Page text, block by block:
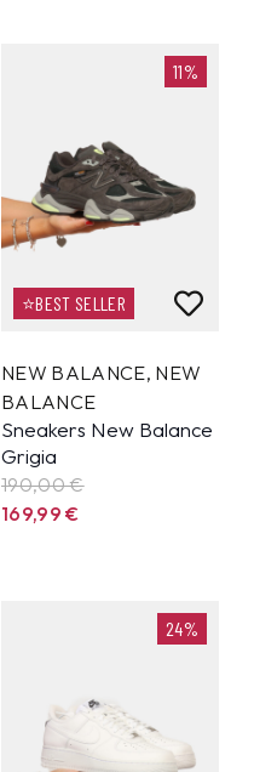
11%
⭐BEST SELLER
NEW BALANCE, NEW
BALANCE
Sneakers New Balance
Grigia
190,00 €
169,99€
24%